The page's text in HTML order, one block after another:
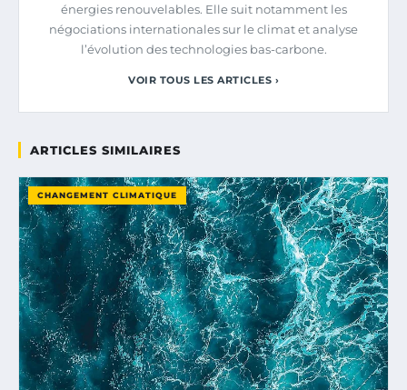
énergies renouvelables. Elle suit notamment les
négociations internationales sur le climat et analyse
l’évolution des technologies bas-carbone.
VOIR TOUS LES ARTICLES ›
ARTICLES SIMILAIRES
CHANGEMENT CLIMATIQUE